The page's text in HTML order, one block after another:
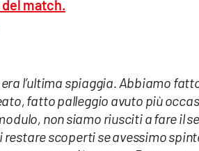
match.
l’ultima spiaggia. Abbiamo
fatto palleggio avuto più
non siamo riusciti a fare il
restare scoperti se avessimo